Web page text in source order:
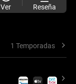
Ver Reseña
1 Temporadas